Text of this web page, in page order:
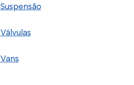
Suspensão
Válvulas
Vans